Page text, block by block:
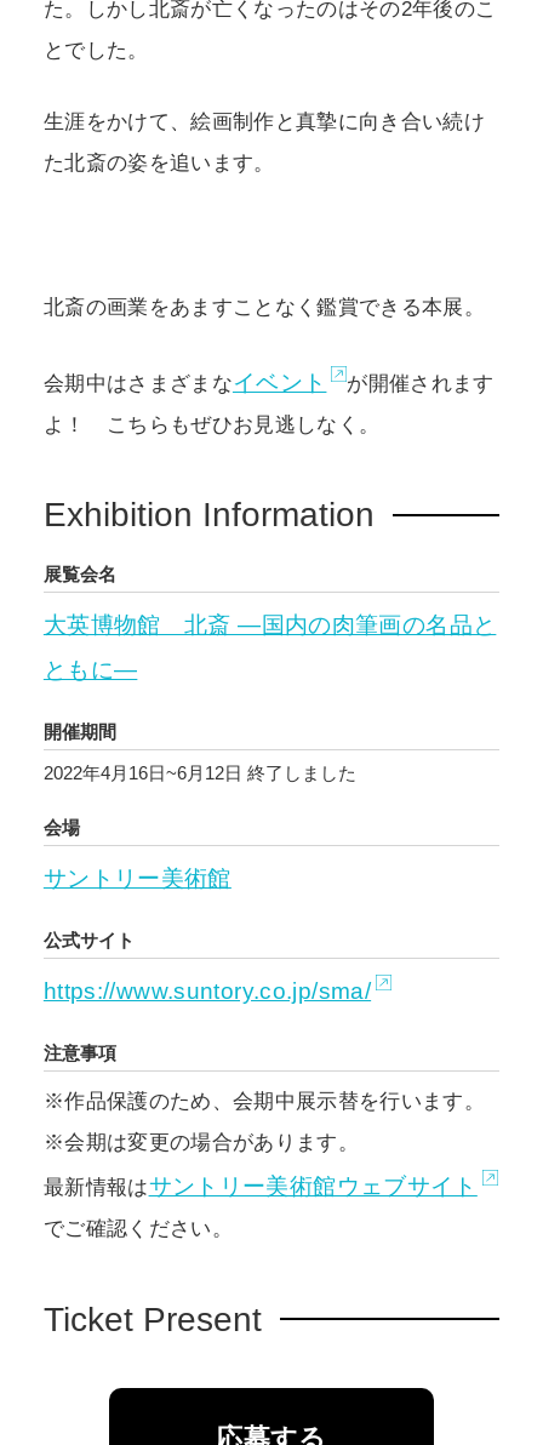
た。しかし北斎が亡くなったのはその2年後のこ
とでした。
生涯をかけて、絵画制作と真摯に向き合い続け
た北斎の姿を追います。
北斎の画業をあますことなく鑑賞できる本展。
会期中はさまざまなイベント
が開催されます
よ！ こちらもぜひお見逃しなく。
Exhibition Information
展覧会名
大英博物館 北斎 ―国内の肉筆画の名品と
ともに―
開催期間
2022年4月16日~6月12日 終了しました
会場
サントリー美術館
公式サイト
https://www.suntory.co.jp/sma/
注意事項
※作品保護のため、会期中展示替を行います。
※会期は変更の場合があります。
最新情報はサントリー美術館ウェブサイト
でご確認ください。
Ticket Present
応募する